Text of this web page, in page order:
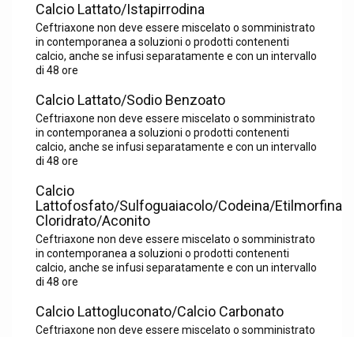
Calcio Lattato/Istapirrodina
Ceftriaxone non deve essere miscelato o somministrato
in contemporanea a soluzioni o prodotti contenenti
calcio, anche se infusi separatamente e con un intervallo
di 48 ore
Calcio Lattato/Sodio Benzoato
Ceftriaxone non deve essere miscelato o somministrato
in contemporanea a soluzioni o prodotti contenenti
calcio, anche se infusi separatamente e con un intervallo
di 48 ore
Calcio
Lattofosfato/Sulfoguaiacolo/Codeina/Etilmorfina
Cloridrato/Aconito
Ceftriaxone non deve essere miscelato o somministrato
in contemporanea a soluzioni o prodotti contenenti
calcio, anche se infusi separatamente e con un intervallo
di 48 ore
Calcio Lattogluconato/Calcio Carbonato
Ceftriaxone non deve essere miscelato o somministrato